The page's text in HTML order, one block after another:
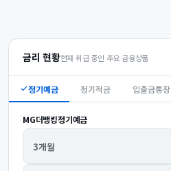
금리 현황현재 취급 중인 주요 금융상품
정기예금 정기적금 입출금통장
MG더뱅킹정기예금
3개월